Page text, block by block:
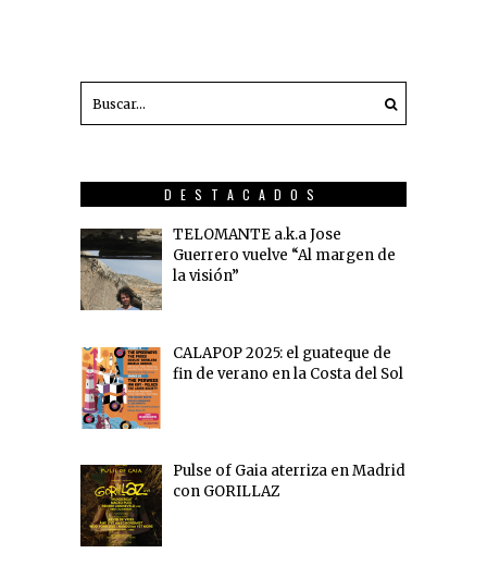
DESTACADOS
TELOMANTE a.k.a Jose
Guerrero vuelve “Al margen de
la visión”
CALAPOP 2025: el guateque de
fin de verano en la Costa del Sol
Pulse of Gaia aterriza en Madrid
con GORILLAZ